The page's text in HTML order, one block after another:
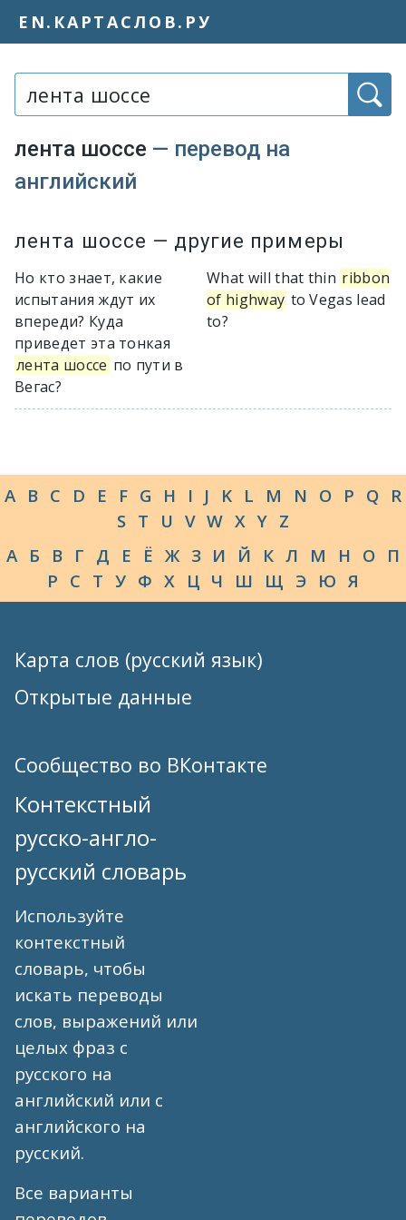
EN.КАРТАСЛОВ.РУ
лента шоссе — перевод на
английский
лента шоссе — другие примеры
Но кто знает, какие
испытания ждут их
впереди? Куда
приведет эта тонкая
лента шоссе по пути в
Вегас?
What will that thin ribbon
of highway to Vegas lead
to?
A B C D E F G H I J K L M N O P Q R
S T U V W X Y Z
А Б В Г Д Е Ё Ж З И Й К Л М Н О П
Р С Т У Ф Х Ц Ч Ш Щ Э Ю Я
Карта слов (русский язык)
Открытые данные
Сообщество во ВКонтакте
Контекстный
русско-англо-
русский словарь
Используйте
контекстный
словарь, чтобы
искать переводы
слов, выражений или
целых фраз с
русского на
английский или с
английского на
русский.
Все варианты